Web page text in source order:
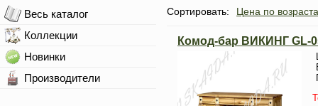
Весь каталог
Коллекции
Новинки
Производители
Сортировать:
Цена по
Комод-бар ВИКИНГ GL-